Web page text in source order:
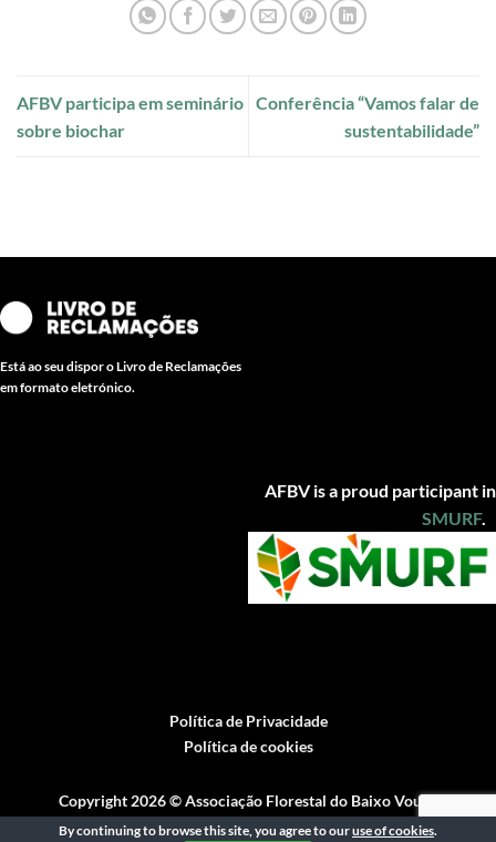
AFBV participa em seminário
sobre biochar
Conferência “Vamos falar de
sustentabilidade”
Está ao seu dispor o Livro de Reclamações
em formato eletrónico.
AFBV is a proud participant in
SMURF.
Política de Privacidade
Política de cookies
Copyright 2026 ©Associação Florestal do Baixo Vouga
Powered byFicta Design
By continuing to browse this site, you agree to ouruse of cookies.